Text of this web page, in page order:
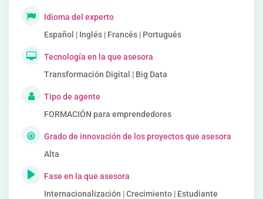
Idioma del experto
Español | Inglés | Francés | Portugués
Tecnología en la que asesora
Transformación Digital | Big Data
Tipo de agente
FORMACIÓN para emprendedores
Grado de innovación de los proyectos que asesora
Alta
Fase en la que asesora
Internacionalización | Crecimiento | Estudiante